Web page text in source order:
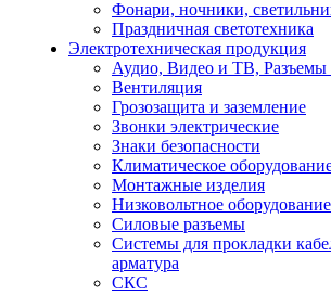
Фонари, ночники,
Праздничная светотехника
Электротехническая продукция
Аудио, Видео и ТВ, Разъемы
Вентиляция
Грозозащита и заземление
Звонки электрические
Знаки безопасности
Климатическое
Монтажные изделия
Низковольтное
Силовые разъемы
Системы для прокладки
арматура
СКС